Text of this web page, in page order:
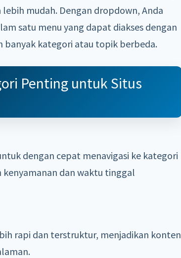
mudah. Dengan dropdown, Anda
satu menu yang dapat diakses dengan
banyak kategori atau topik berbeda.
Penting untuk Situs
dengan cepat menavigasi ke kategori
dan waktu tinggal
rapi dan terstruktur, menjadikan konten